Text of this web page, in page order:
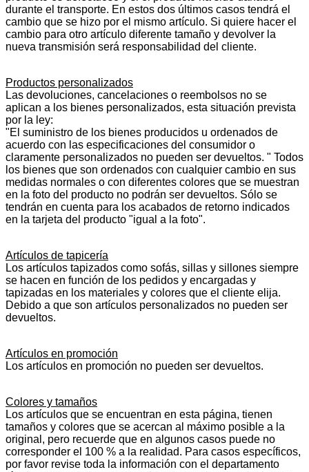
durante el transporte. En estos dos últimos casos tendrá el
cambio que se hizo por el mismo artículo. Si quiere hacer el
cambio para otro artículo diferente tamaño y devolver la
nueva transmisión será responsabilidad del cliente.
Productos personalizados
Las devoluciones, cancelaciones o reembolsos no se
aplican a los bienes personalizados, esta situación prevista
por la ley:
"El suministro de los bienes producidos u ordenados de
acuerdo con las especificaciones del consumidor o
claramente personalizados no pueden ser devueltos. " Todos
los bienes que son ordenados con cualquier cambio en sus
medidas normales o con diferentes colores que se muestran
en la foto del producto no podrán ser devueltos. Sólo se
tendrán en cuenta para los acabados de retorno indicados
en la tarjeta del producto "igual a la foto".
Artículos de tapicería
Los artículos tapizados como sofás, sillas y sillones siempre
se hacen en función de los pedidos y encargadas y
tapizadas en los materiales y colores que el cliente elija.
Debido a que son artículos personalizados no pueden ser
devueltos.
Artículos en promoción
Los artículos en promoción no pueden ser devueltos.
Colores y tamaños
Los artículos que se encuentran en esta página, tienen
tamaños y colores que se acercan al máximo posible a la
original, pero recuerde que en algunos casos puede no
corresponder el 100 % a la realidad. Para casos específicos,
por favor revise toda la información con el departamento